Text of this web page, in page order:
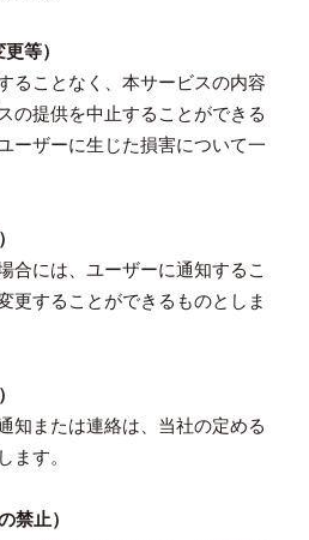
等）
ることなく、本サービスの内容
の提供を中止することができる
ーザーに生じた損害について一
合には、ユーザーに通知するこ
更することができるものとしま
知または連絡は、当社の定める
ます。
禁止）